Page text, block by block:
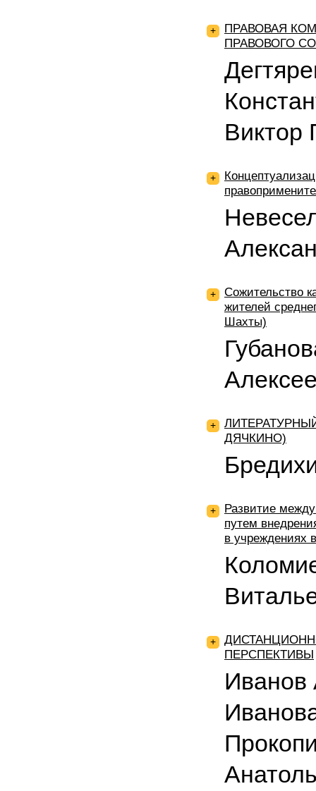
+
ПРАВОВАЯ
ПРАВОВОГО
Виктор
+
+
Сожительство
жителей
Шахты)
+
ДЯЧКИНО)
+
Развитие
путем
в учреждениях
+
ПЕРСПЕКТИВЫ
Иванов